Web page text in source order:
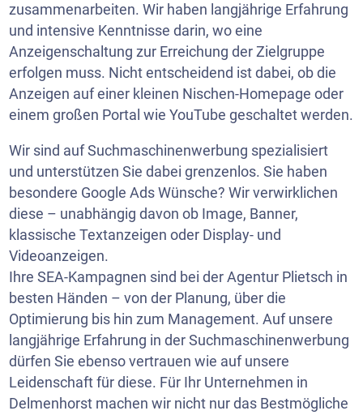
zusammenarbeiten. Wir haben langjährige Erfahrung
und intensive Kenntnisse darin, wo eine
Anzeigenschaltung zur Erreichung der Zielgruppe
erfolgen muss. Nicht entscheidend ist dabei, ob die
Anzeigen auf einer kleinen Nischen-Homepage oder
einem großen Portal wieYouTube geschaltet werden.
Wir sind auf Suchmaschinenwerbung spezialisiert
und unterstützen Sie dabei grenzenlos. Sie haben
besondere Google Ads Wünsche? Wir verwirklichen
diese – unabhängig davon ob Image, Banner,
klassische Textanzeigen oder Display- und
Videoanzeigen.
Ihre SEA-Kampagnen sind bei der Agentur Plietsch in
besten Händen – von der Planung, über die
Optimierung bis hin zum Management. Auf unsere
langjährige Erfahrung in der Suchmaschinenwerbung
dürfen Sie ebenso vertrauen wie auf unsere
Leidenschaft für diese. Für Ihr Unternehmen in
Delmenhorst machen wir nicht nur das Bestmögliche